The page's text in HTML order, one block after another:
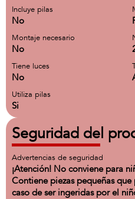
Incluye pilas
No
Montaje necesario
No
Tiene luces
No
Utiliza pilas
Si
Seguridad del
Advertencias de seguridad
¡Atención! No conviene para
Contiene piezas pequeñas
caso de ser ingeridas por el